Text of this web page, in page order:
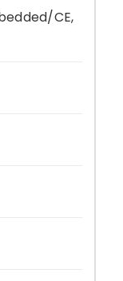
CE,